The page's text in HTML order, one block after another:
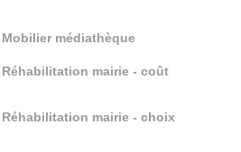
Mobilier médiathèque
Réhabilitation mairie - coût
Réhabilitation mairie - choix